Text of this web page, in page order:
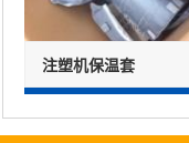
注塑机保温套